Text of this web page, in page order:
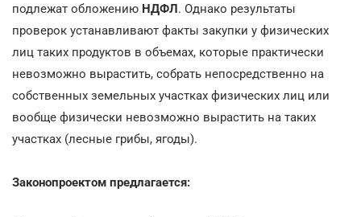
подлежат обложению НДФЛ. Однако результаты
проверок устанавливают факты закупки у физических
лиц таких продуктов в объемах, которые практически
невозможно вырастить, собрать непосредственно на
собственных земельных участках физических лиц или
вообще физически невозможно вырастить на таких
участках (лесные грибы, ягоды).
Законопроектом предлагается: